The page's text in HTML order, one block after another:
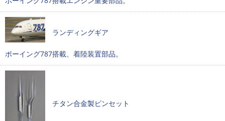
ランディングギア
ボーイング787搭載、着陸装置部品。
チタン合金製ピンセット